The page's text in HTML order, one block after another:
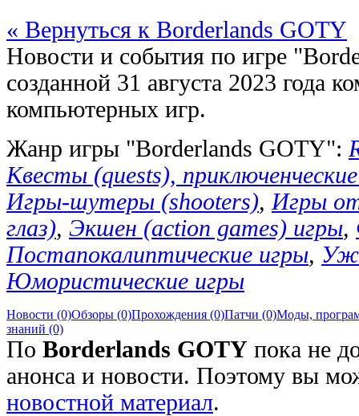
« Вернуться к Borderlands GOTY
Новости и события по игре
созданной 31 августа 2023 года
компьютерных игр.
Жанр игры "Borderlands GOTY":
Квесты (quests),
Игры-шутеры (shooters), Игры от
глаз), Экшен (action games) игры,
Постапокалиптические игры,
Юмористические игры
Новости (0)Обзоры (0)Прохождения (0)Патчи (0)Моды,
знаний (0)
По Borderlands GOTY пока не
анонса и новости. Поэтому вы
новостной материал.